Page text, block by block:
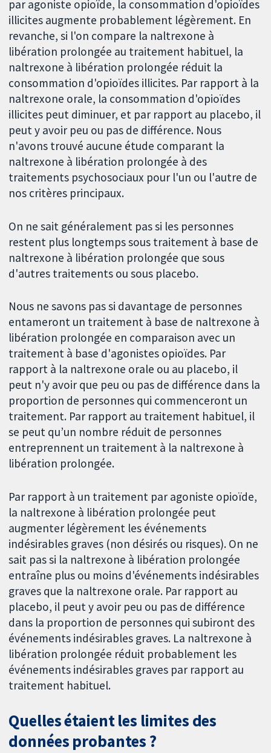
par agoniste opioïde, la consommation d'opioïdes
illicites augmente probablement légèrement. En
revanche, si l'on compare la naltrexone à
libération prolongée au traitement habituel, la
naltrexone à libération prolongée réduit la
consommation d'opioïdes illicites. Par rapport à la
naltrexone orale, la consommation d'opioïdes
illicites peut diminuer, et par rapport au placebo, il
peut y avoir peu ou pas de différence. Nous
n'avons trouvé aucune étude comparant la
naltrexone à libération prolongée à des
traitements psychosociaux pour l'un ou l'autre de
nos critères principaux.
On ne sait généralement pas si les personnes
restent plus longtemps sous traitement à base de
naltrexone à libération prolongée que sous
d'autres traitements ou sous placebo.
Nous ne savons pas si davantage de personnes
entameront un traitement à base de naltrexone à
libération prolongée en comparaison avec un
traitement à base d'agonistes opioïdes. Par
rapport à la naltrexone orale ou au placebo, il
peut n'y avoir que peu ou pas de différence dans la
proportion de personnes qui commenceront un
traitement. Par rapport au traitement habituel, il
se peut qu’un nombre réduit de personnes
entreprennent un traitement à la naltrexone à
libération prolongée.
Par rapport à un traitement par agoniste opioïde,
la naltrexone à libération prolongée peut
augmenter légèrement les événements
indésirables graves (non désirés ou risques). On ne
sait pas si la naltrexone à libération prolongée
entraîne plus ou moins d'événements indésirables
graves que la naltrexone orale. Par rapport au
placebo, il peut y avoir peu ou pas de différence
dans la proportion de personnes qui subiront des
événements indésirables graves. La naltrexone à
libération prolongée réduit probablement les
événements indésirables graves par rapport au
traitement habituel.
Quelles étaient les limites des
données probantes ?